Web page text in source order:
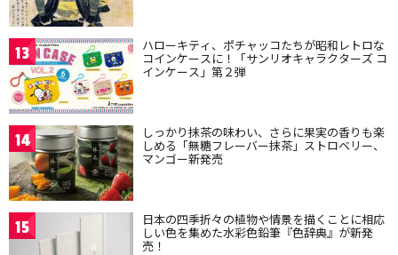
13 ハローキティ、ポチャッコたちが昭和レトロな
コインケースに！「サンリオキャラクターズ コ
インケース」第２弾
14 しっかり抹茶の味わい、さらに果実の香りも楽
しめる「無糖フレーバー抹茶」ストロベリー、
マンゴー新発売
15 日本の四季折々の植物や情景を描くことに相応
しい色を集めた水彩色鉛筆『色辞典』が新発
売！